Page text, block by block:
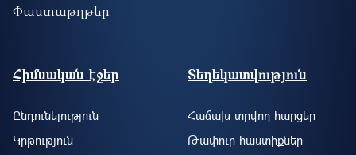
Փաստաթղթեր
Footer site information
Հիմնական էջեր
Ընդունելություն
Կրթություն
Տեղեկատվություն
Հաճախ տրվող հարցեր
Թափուր հաստիքներ